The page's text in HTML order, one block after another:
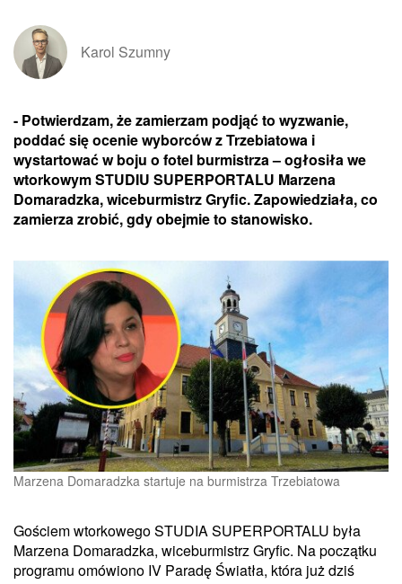
Karol Szumny
- Potwierdzam, że zamierzam podjąć to wyzwanie,
poddać się ocenie wyborców z Trzebiatowa i
wystartować w boju o fotel burmistrza – ogłosiła we
wtorkowym STUDIU SUPERPORTALU Marzena
Domaradzka, wiceburmistrz Gryfic. Zapowiedziała, co
zamierza zrobić, gdy obejmie to stanowisko.
Marzena Domaradzka startuje na burmistrza Trzebiatowa
Gościem wtorkowego STUDIA SUPERPORTALU była
Marzena Domaradzka, wiceburmistrz Gryfic. Na początku
programu omówiono IV Paradę Światła, która już dziś